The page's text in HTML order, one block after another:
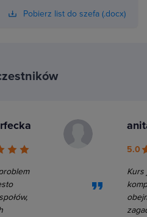
Pobierz list do szefa (.docx)
5.0
Kurs